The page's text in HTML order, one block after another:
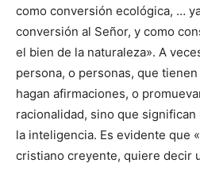
como conversión ecológica, …
conversión al Señor, y como
el bien de la naturaleza». A
persona, o personas, que
hagan afirmaciones, o
racionalidad, sino que
la inteligencia. Es evidente que
cristiano creyente, quiere decir